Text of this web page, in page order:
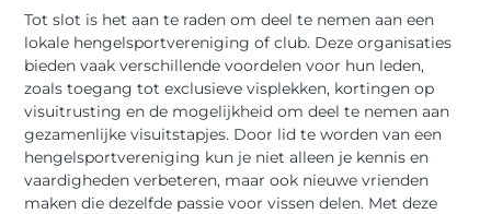
Tot slot is het aan te raden om deel te nemen aan een
lokale hengelsportvereniging of club. Deze organisaties
bieden vaak verschillende voordelen voor hun leden,
zoals toegang tot exclusieve visplekken, kortingen op
visuitrusting en de mogelijkheid om deel te nemen aan
gezamenlijke visuitstapjes. Door lid te worden van een
hengelsportvereniging kun je niet alleen je kennis en
vaardigheden verbeteren, maar ook nieuwe vrienden
maken die dezelfde passie voor vissen delen. Met deze